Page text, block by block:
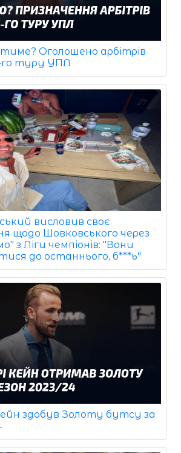
Оголошено арбітрів
го туру УПЛ
висловив своє
щодо Шовковського через
з Ліги чемпіонів: "Вони
до останнього, б***ь"
здобув Золоту бутсу за